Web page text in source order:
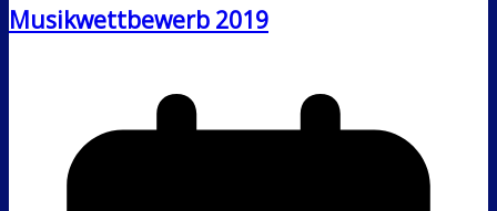
Musikwettbewerb 2019